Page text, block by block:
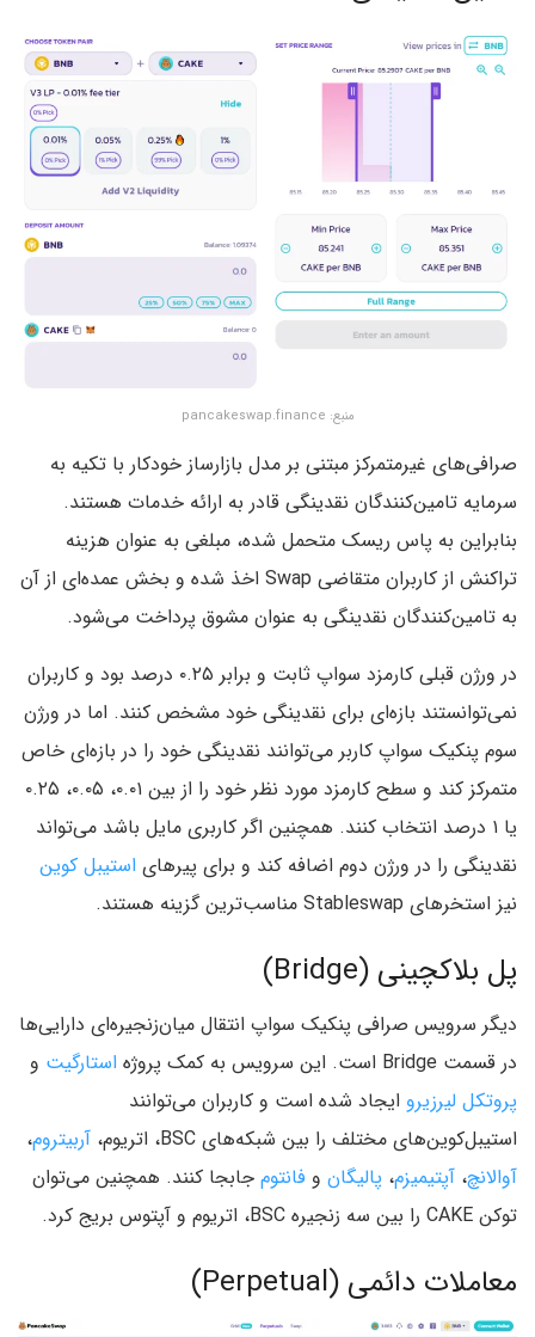
منبع: pancakeswap.finance
صرافی‌های غیرمتمرکز مبتنی بر مدل بازارساز خودکار با تکیه به
سرمایه تامین‌کنندگان نقدینگی قادر به ارائه خدمات هستند.
بنابراین به پاس ریسک متحمل شده، مبلغی به عنوان هزینه
تراکنش از کاربران متقاضی Swap اخذ شده و بخش عمده‌ای از آن
به تامین‌کنندگان نقدینگی به عنوان مشوق پرداخت می‌شود.
در ورژن‌ قبلی کارمزد سواپ ثابت و برابر ۰.۲۵ درصد بود و کاربران
نمی‌توانستند بازه‌ای برای نقدینگی خود مشخص کنند. اما در ورژن
سوم پنکیک سواپ کاربر می‌توانند نقدینگی خود را در بازه‌ای خاص
متمرکز کند و سطح کارمزد مورد نظر خود را از بین ۰.۰۱، ۰.۰۵، ۰.۲۵
یا ۱ درصد انتخاب کنند. همچنین اگر کاربری مایل باشد می‌تواند
نقدینگی را در ورژن دوم اضافه کند و برای پیرهای استیبل‌ کوین‌
نیز استخرهای Stableswap مناسب‌ترین گزینه هستند.
پل بلاکچینی (Bridge)
دیگر سرویس صرافی پنکیک سواپ انتقال میان‌زنجیره‌ای دارایی‌ها
در قسمت Bridge است. این سرویس به کمک پروژه
استارگیت و
پروتکل لیرزیرو ایجاد شده است و کاربران می‌توانند
استیبل‌کوین‌های مختلف را بین شبکه‌های BSC، اتریوم،
آربیتروم،
آوالانچ، آپتیمیزم، پالیگان و فانتوم جابجا کنند. همچنین می‌توان
توکن CAKE را بین سه زنجیره BSC، اتریوم و آپتوس بریج کرد.
معاملات دائمی (Perpetual)